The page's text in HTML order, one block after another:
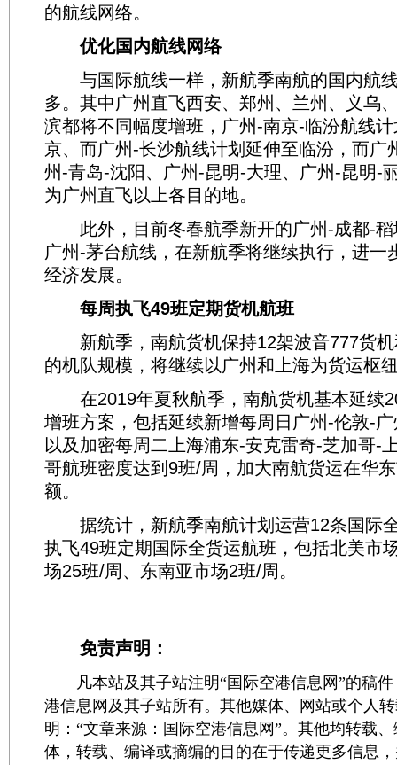
的航线网络。
优化国内航线网络
与国际航线一样，新航季南航的国内航
多。其中广州直飞西安、郑州、兰州、义乌
滨都将不同幅度增班，广州-南京-临汾航线
京、而广州-长沙航线计划延伸至临汾，而广
州-青岛-沈阳、广州-昆明-大理、广州-昆明-
为广州直飞以上各目的地。
此外，目前冬春航季新开的广州-成都-稻
广州-茅台航线，在新航季将继续执行，进一
经济发展。
每周执飞49班定期货机航班
新航季，南航货机保持12架波音777货机
的机队规模，将继续以广州和上海为货运枢
在2019年夏秋航季，南航货机基本延续
增班方案，包括延续新增每周日广州-伦敦-
以及加密每周二上海浦东-安克雷奇-芝加哥-
哥航班密度达到9班/周，加大南航货运在华
额。
据统计，新航季南航计划运营12条国际
执飞49班定期国际全货运航班，包括北美市
场25班/周、东南亚市场2班/周。
免责声明：
凡本站及其子站注明“国际空港信息网”的稿件
港信息网及其子站所有。其他媒体、网站或个人
明：“文章来源：国际空港信息网”。其他均转载
体，转载、编译或摘编的目的在于传递更多信息